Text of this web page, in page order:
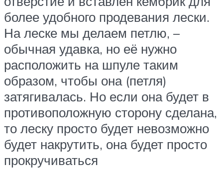
более удобного продевания лески.
На леске мы делаем петлю, –
обычная удавка, но её нужно
расположить на шпуле таким
образом, чтобы она (петля)
затягивалась. Но если она будет в
противоположную сторону сделана,
то леску просто будет невозможно
будет накрутить, она будет просто
прокручиваться